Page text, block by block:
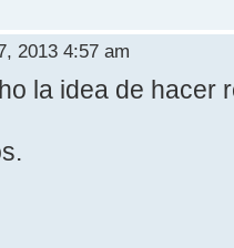
2013 4:57 am
la idea de hacer